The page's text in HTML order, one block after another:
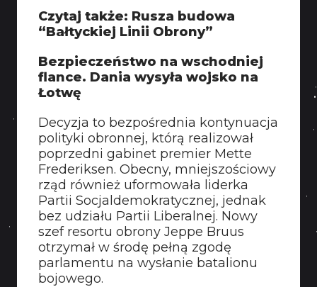
KONTAKT
Czytaj także: Rusza budowa
“Bałtyckiej Linii Obrony”
Bezpieczeństwo na wschodniej
flance. Dania wysyła wojsko na
Łotwę
Decyzja to bezpośrednia kontynuacja
polityki obronnej, którą realizował
poprzedni gabinet premier Mette
Frederiksen. Obecny, mniejszościowy
rząd również uformowała liderka
Partii Socjaldemokratycznej, jednak
bez udziału Partii Liberalnej. Nowy
szef resortu obrony Jeppe Bruus
otrzymał w środę pełną zgodę
parlamentu na wysłanie batalionu
bojowego.